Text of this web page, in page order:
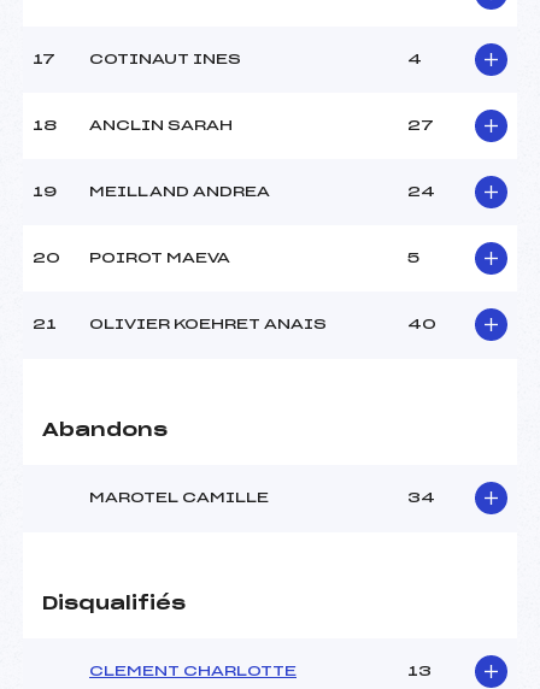
Pénalité appliquée :
255.0000
17 COTINAUT INES 4
18 ANCLIN SARAH 27
19 MEILLAND ANDREA 24
20 POIROT MAEVA 5
21 OLIVIER KOEHRET ANAIS 40
Abandons
MAROTEL CAMILLE 34
Disqualifiés
CLEMENT CHARLOTTE 13